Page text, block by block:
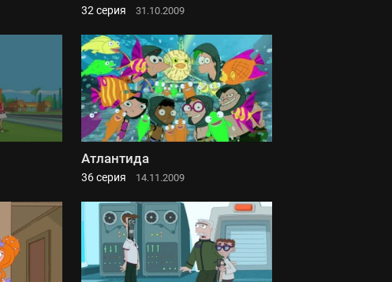
32 серия 31.10.2009
Атлантида
36 серия 14.11.2009